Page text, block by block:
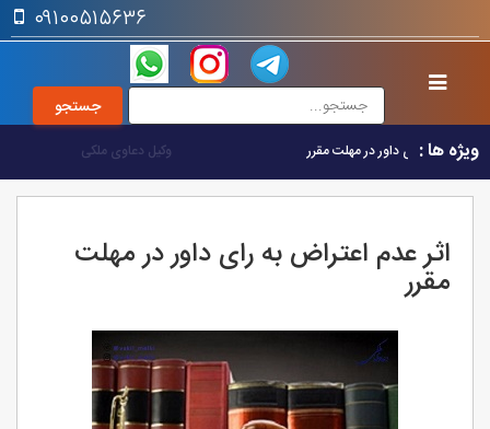
۰۹۱۰۰۵۱۵۶۳۶
ویژه ها :اثر عدم اعتراض به رای داور در مهلت مقرر
اثر عدم اعتراض به رای داور در مهلت
مقرر